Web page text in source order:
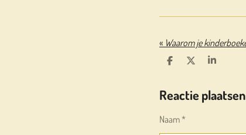
«
D
E
N
D
L
S
R
E
Reactie plaatsen
Naam *